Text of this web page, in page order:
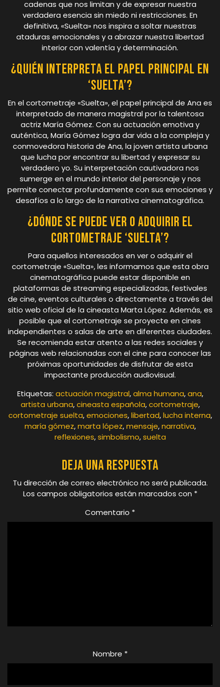
cadenas que nos limitan y de expresar nuestra
verdadera esencia sin miedo ni restricciones. En
definitiva, «Suelta» nos inspira a soltar nuestras
ataduras emocionales y a abrazar nuestra libertad
interior con valentía y determinación.
¿Quién interpreta el papel principal en
‘Suelta’?
En el cortometraje «Suelta», el papel principal de Ana es
interpretado de manera magistral por la talentosa
actriz María Gómez. Con su actuación emotiva y
auténtica, María Gómez logra dar vida a la compleja y
conmovedora historia de Ana, la joven artista urbana
que lucha por encontrar su libertad y expresar su
verdadero yo. Su interpretación cautivadora nos
sumerge en el mundo interior del personaje y nos
permite conectar profundamente con sus emociones y
desafíos a lo largo de la narrativa cinematográfica.
¿Dónde se puede ver o adquirir el
cortometraje ‘Suelta’?
Para aquellos interesados en ver o adquirir el
cortometraje «Suelta», les informamos que esta obra
cinematográfica puede estar disponible en
plataformas de streaming especializadas, festivales
de cine, eventos culturales o directamente a través del
sitio web oficial de la cineasta Marta López. Además, es
posible que el cortometraje se proyecte en cines
independientes o salas de arte en diferentes ciudades.
Se recomienda estar atento a las redes sociales y
páginas web relacionadas con el cine para conocer las
próximas oportunidades de disfrutar de esta
impactante producción audiovisual.
Etiquetas: actuación magistral,alma humana,ana,
artista urbana,cineasta española,cortometraje,
cortometraje suelta,emociones,libertad,lucha interna,
maría gómez,marta lópez,mensaje,narrativa,
reflexiones,simbolismo,suelta
Deja una respuesta
Tu dirección de correo electrónico no será publicada.
Los campos obligatorios están marcados con *
Comentario *
Nombre *